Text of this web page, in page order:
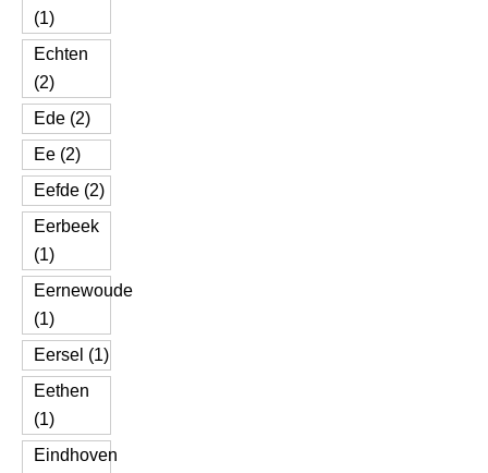
(1)
Echten
(2)
Ede (2)
Ee (2)
Eefde (2)
Eerbeek
(1)
Eernewoude
(1)
Eersel (1)
Eethen
(1)
Eindhoven